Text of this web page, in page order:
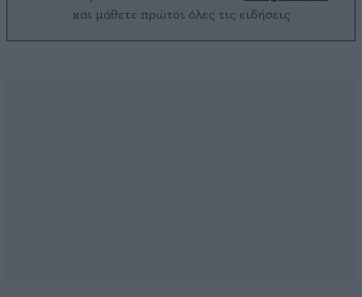
και μάθετε πρώτοι όλες τις ειδήσεις